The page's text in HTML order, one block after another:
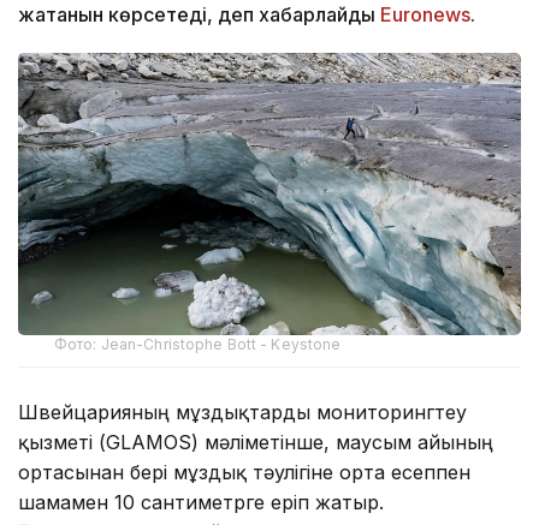
жатқанын көрсетеді, деп хабарлайды Еuronews.
Фото: Jean-Christophe Bott - Keystone
Швейцарияның мұздықтарды мониторингтеу
қызметі (GLAMOS) мәліметінше, маусым айының
ортасынан бері мұздық тәулігіне орта есеппен
шамамен 10 сантиметрге еріп жатыр.